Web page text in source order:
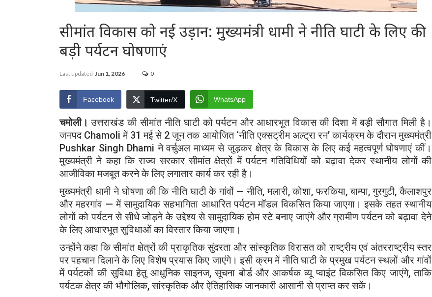
सीमांत विकास को नई उड़ान: मुख्यमंत्री धामी ने नीति घाटी के लिए की
बड़ी पर्यटन घोषणाएं
Last updated Jun 1, 2026 0
Facebook Twitter/X WhatsApp
चमोली। उत्तराखंड की सीमांत नीति घाटी को पर्यटन और आधारभूत विकास की दिशा में बड़ी सौगात मिली है।
जनपद Chamoli में 31 मई से 2 जून तक आयोजित ‘नीति एक्सट्रीम अल्ट्रा रन’ कार्यक्रम के दौरान मुख्यमंत्री
Pushkar Singh Dhami ने वर्चुअल माध्यम से जुड़कर क्षेत्र के विकास के लिए कई महत्वपूर्ण घोषणाएं कीं।
मुख्यमंत्री ने कहा कि राज्य सरकार सीमांत क्षेत्रों में पर्यटन गतिविधियों को बढ़ावा देकर स्थानीय लोगों की
आजीविका मजबूत करने के लिए लगातार कार्य कर रही है।
मुख्यमंत्री धामी ने घोषणा की कि नीति घाटी के गांवों — नीति, मलारी, कोशा, फरकिया, बाम्पा, गुरगुटी, कैलाशपुर
और महरगांव — में सामुदायिक सहभागिता आधारित पर्यटन मॉडल विकसित किया जाएगा। इसके तहत स्थानीय
लोगों को पर्यटन से सीधे जोड़ने के उद्देश्य से सामुदायिक होम स्टे बनाए जाएंगे और ग्रामीण पर्यटन को बढ़ावा देने
के लिए आधारभूत सुविधाओं का विस्तार किया जाएगा।
उन्होंने कहा कि सीमांत क्षेत्रों की प्राकृतिक सुंदरता और सांस्कृतिक विरासत को राष्ट्रीय एवं अंतरराष्ट्रीय स्तर
पर पहचान दिलाने के लिए विशेष प्रयास किए जाएंगे। इसी क्रम में नीति घाटी के प्रमुख पर्यटन स्थलों और गांवों
में पर्यटकों की सुविधा हेतु आधुनिक साइनज, सूचना बोर्ड और आकर्षक व्यू प्वाइंट विकसित किए जाएंगे, ताकि
पर्यटक क्षेत्र की भौगोलिक, सांस्कृतिक और ऐतिहासिक जानकारी आसानी से प्राप्त कर सकें।